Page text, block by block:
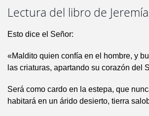
Lectura del libro de
Esto dice el Señor:
«Maldito quien confía en el hombre, y
las criaturas, apartando su corazón del
Será como cardo en la estepa, que
habitará en un árido desierto, tierra